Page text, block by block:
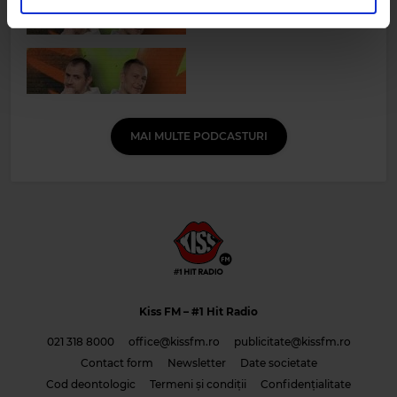
MAI MULTE PODCASTURI
Kiss FM – #1 Hit Radio
021 318 8000 office@kissfm.ro
publicitate@kissfm.ro
Contact form
Newsletter
Date societate
Cod deontologic
Termeni și condiții Confidențialitate